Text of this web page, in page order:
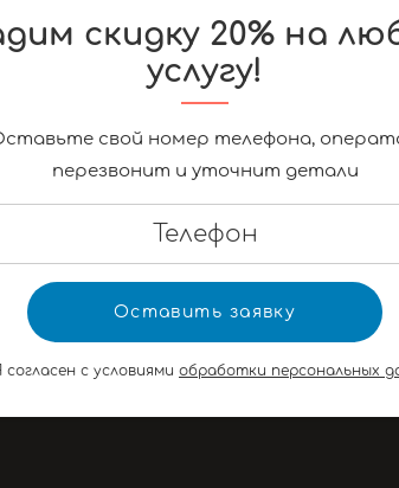
скидку 20% на
услугу!
свой номер телефона,
перезвонит и уточнит детали
согласен с условиями обработки персональных